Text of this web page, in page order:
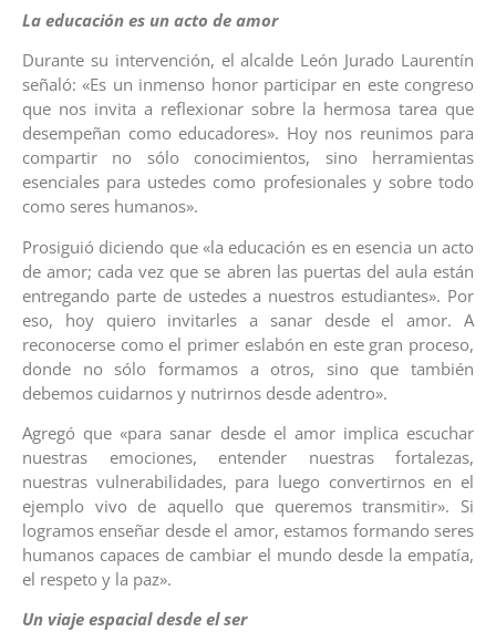
La educación es un acto de amor
Durante su intervención, el alcalde León Jurado Laurentín
señaló: «Es un inmenso honor participar en este congreso
que nos invita a reflexionar sobre la hermosa tarea que
desempeñan como educadores». Hoy nos reunimos para
compartir no sólo conocimientos, sino herramientas
esenciales para ustedes como profesionales y sobre todo
como seres humanos».
Prosiguió diciendo que «la educación es en esencia un acto
de amor; cada vez que se abren las puertas del aula están
entregando parte de ustedes a nuestros estudiantes». Por
eso, hoy quiero invitarles a sanar desde el amor. A
reconocerse como el primer eslabón en este gran proceso,
donde no sólo formamos a otros, sino que también
debemos cuidarnos y nutrirnos desde adentro».
Agregó que «para sanar desde el amor implica escuchar
nuestras emociones, entender nuestras fortalezas,
nuestras vulnerabilidades, para luego convertirnos en el
ejemplo vivo de aquello que queremos transmitir». Si
logramos enseñar desde el amor, estamos formando seres
humanos capaces de cambiar el mundo desde la empatía,
el respeto y la paz».
Un viaje espacial desde el ser